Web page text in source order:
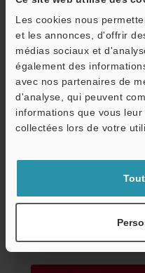
Les cookies nous
et les annonces, d'offrir
médias sociaux et
également des
avec nos partenaires de
d'analyse, qui peuvent
informations que vous
collectées lors de votre
GSDML File (For
[Dernière mise à jour] 2025-